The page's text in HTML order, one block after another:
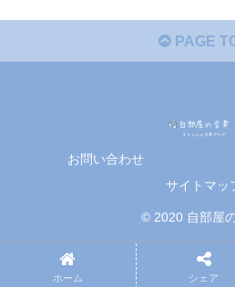
PAGE
お問い合わせ
サイトマッ
© 2020 自部屋
ホーム シェア